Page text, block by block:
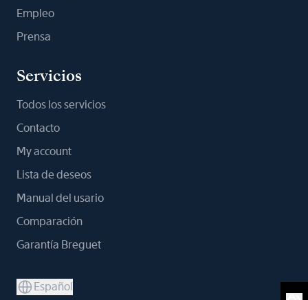
Empleo
Prensa
Servicios
Todos los servicios
Contacto
My account
Lista de deseos
Manual del usario
Comparación
Garantía Breguet
Español